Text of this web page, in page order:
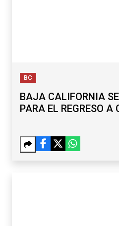
BC
BAJA CALIFORNIA
PARA EL REGRESO A